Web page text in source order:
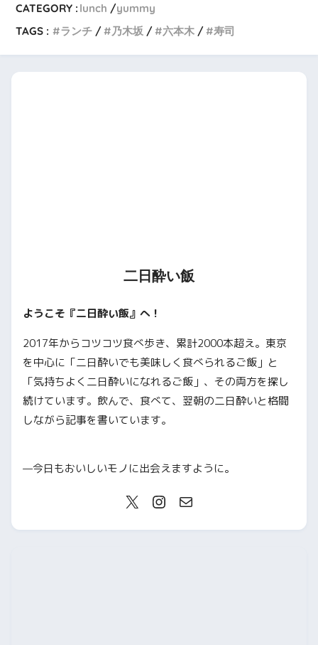
CATEGORY : lunch
yummy
TAGS :
ランチ 乃木坂 六本木 寿司
二日酔い飯
ようこそ『二日酔い飯』へ！
2017年からコツコツ食べ歩き、累計2000本超え。東京
を中心に「二日酔いでも美味しく食べられるご飯」と
「気持ちよく二日酔いになれるご飯」、その両方を探し
続けています。飲んで、食べて、翌朝の二日酔いと格闘
しながら記事を書いています。
—今日もおいしいモノに出会えますように。